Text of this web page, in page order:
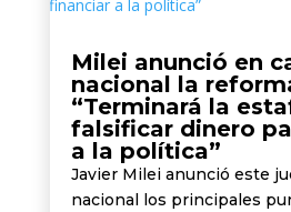
Milei anunció en
nacional la
“Terminará la
falsificar dinero
a la política”
Javier Milei anunció este
nacional los principales